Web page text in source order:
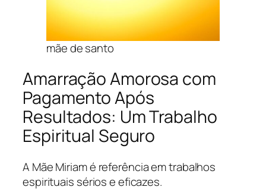
mãe de santo
Amarração Amorosa com
Pagamento Após
Resultados: Um Trabalho
Espiritual Seguro
A Mãe Miriam é referência em trabalhos
espirituais sérios e eficazes.